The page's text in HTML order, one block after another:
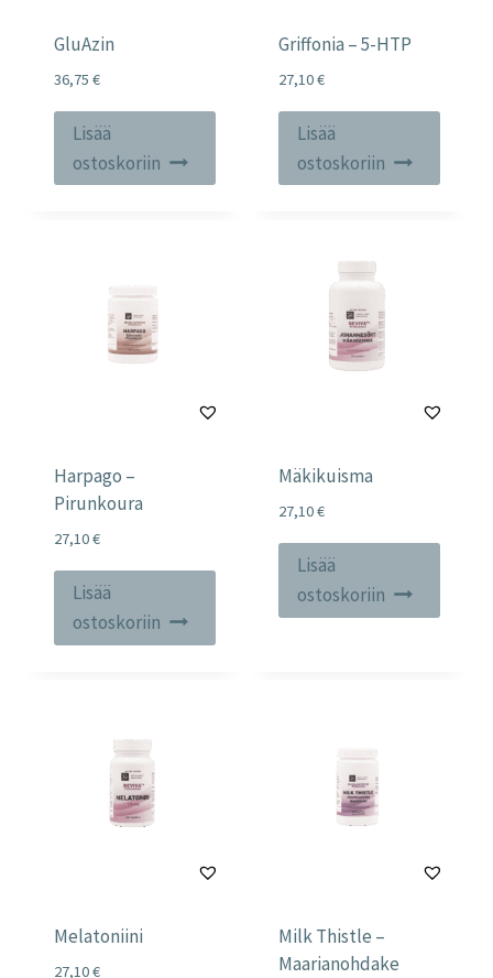
GluAzin
36,75 €
Lisää
ostoskoriin
Griffonia – 5-HTP
27,10€
Lisää
ostoskoriin
Harpago –
Pirunkoura
27,10€
Lisää
ostoskoriin
Mäkikuisma
27,10€
Lisää
ostoskoriin
Melatoniini
27,10€
Milk Thistle –
Maarianohdake